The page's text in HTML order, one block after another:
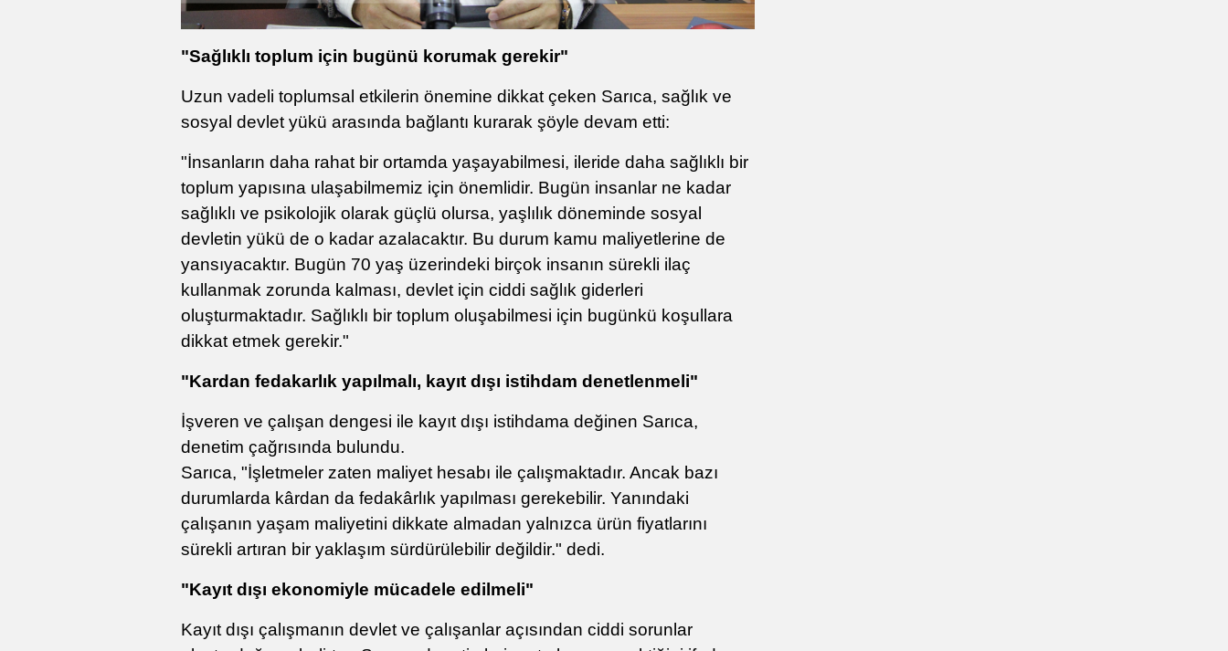
"Sağlıklı toplum için bugünü korumak gerekir"
Uzun vadeli toplumsal etkilerin önemine dikkat çeken Sarıca, sağlık ve
sosyal devlet yükü arasında bağlantı kurarak şöyle devam etti:
"İnsanların daha rahat bir ortamda yaşayabilmesi, ileride daha sağlıklı bir
toplum yapısına ulaşabilmemiz için önemlidir. Bugün insanlar ne kadar
sağlıklı ve psikolojik olarak güçlü olursa, yaşlılık döneminde sosyal
devletin yükü de o kadar azalacaktır. Bu durum kamu maliyetlerine de
yansıyacaktır. Bugün 70 yaş üzerindeki birçok insanın sürekli ilaç
kullanmak zorunda kalması, devlet için ciddi sağlık giderleri
oluşturmaktadır. Sağlıklı bir toplum oluşabilmesi için bugünkü koşullara
dikkat etmek gerekir."
"Kardan fedakarlık yapılmalı, kayıt dışı istihdam denetlenmeli"
İşveren ve çalışan dengesi ile kayıt dışı istihdama değinen Sarıca,
denetim çağrısında bulundu.
Sarıca, "İşletmeler zaten maliyet hesabı ile çalışmaktadır. Ancak bazı
durumlarda kârdan da fedakârlık yapılması gerekebilir. Yanındaki
çalışanın yaşam maliyetini dikkate almadan yalnızca ürün fiyatlarını
sürekli artıran bir yaklaşım sürdürülebilir değildir." dedi.
"Kayıt dışı ekonomiyle mücadele edilmeli"
Kayıt dışı çalışmanın devlet ve çalışanlar açısından ciddi sorunlar